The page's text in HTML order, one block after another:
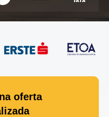
oferta